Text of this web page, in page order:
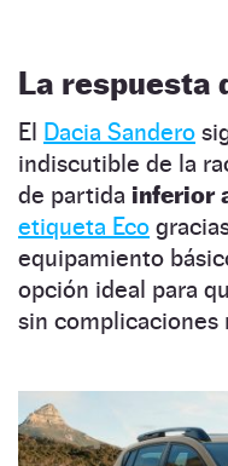
La respuesta
El Dacia Sandero
indiscutible de la
de partida inferior
etiqueta Eco
equipamiento
opción ideal para
sin complicaciones